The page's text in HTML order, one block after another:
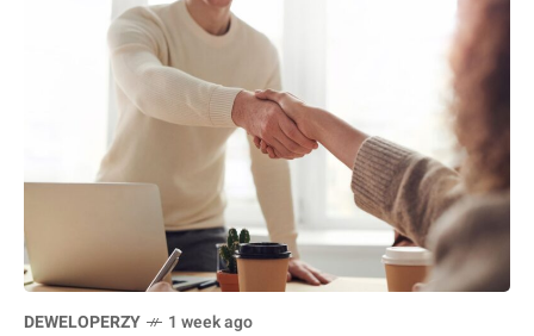
DEWELOPERZY 1 week ago